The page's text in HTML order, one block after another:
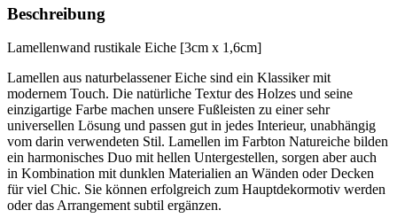
Beschreibung
Lamellenwand rustikale Eiche [3cm x 1,6cm]
Lamellen aus naturbelassener Eiche sind ein Klassiker mit
modernem Touch. Die natürliche Textur des Holzes und seine
einzigartige Farbe machen unsere Fußleisten zu einer sehr
universellen Lösung und passen gut in jedes Interieur, unabhängig
vom darin verwendeten Stil. Lamellen im Farbton Natureiche bilden
ein harmonisches Duo mit hellen Untergestellen, sorgen aber auch
in Kombination mit dunklen Materialien an Wänden oder Decken
für viel Chic. Sie können erfolgreich zum Hauptdekormotiv werden
oder das Arrangement subtil ergänzen.